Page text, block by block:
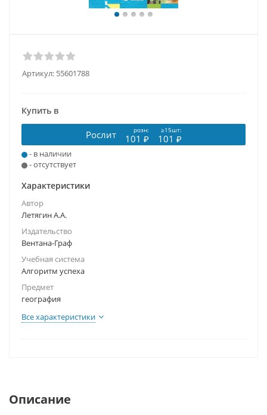
Артикул: 55601788
Купить в
Рослит розн: ≥15шт:
101 ₽ 101 ₽
- в наличии
- отсутствует
Характеристики
Автор
Летягин А.А.
Издательство
Вентана-Граф
Учебная система
Алгоритм успеха
Предмет
география
Все характеристики
Описание